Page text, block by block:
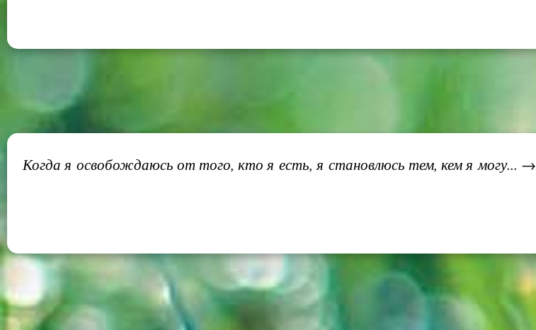
Когда я освобождаюсь от того, кто я есть, я становлюсь тем, кем я могу... →